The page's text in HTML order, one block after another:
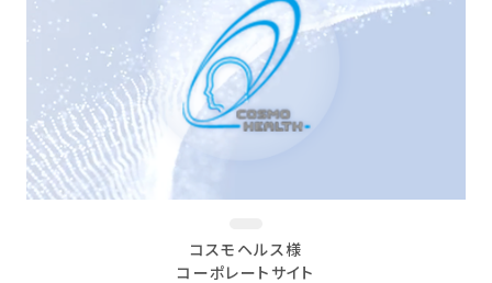
コスモヘルス様
コーポレートサイト